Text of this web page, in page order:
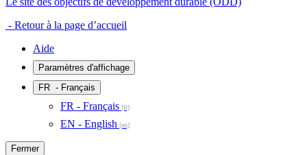
- Retour à la page d’accueil
Aide
Paramètres d'affichage
FR - Français
FR - Français
EN - English
Fermer